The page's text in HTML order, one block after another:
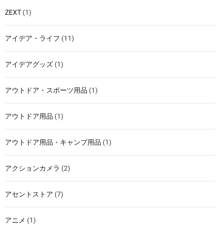
ZEXT (1)
アイデア・ライフ (11)
アイデアグッズ (1)
アウトドア・スポーツ用品 (1)
アウトドア用品 (1)
アウトドア用品・キャンプ用品 (1)
アクションカメラ (2)
アセントストア (7)
アニメ (1)